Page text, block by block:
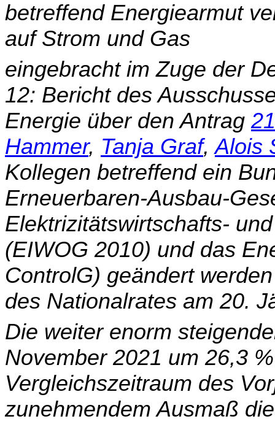
betreffend Energiearmut
auf Strom und Gas
eingebracht im Zuge der
12: Bericht des
Energie über den Antrag
Hammer, Tanja Graf,Alois
Kollegen betreffend ein
Erneuerbaren-Ausbau-
Elektrizitätswirtschafts-
(EIWOG 2010) und das
ControlG) geändert
des Nationalrates am 20.
Die weiter enorm
November 2021 um 26,3
Vergleichszeitraum des
zunehmendem Ausmaß